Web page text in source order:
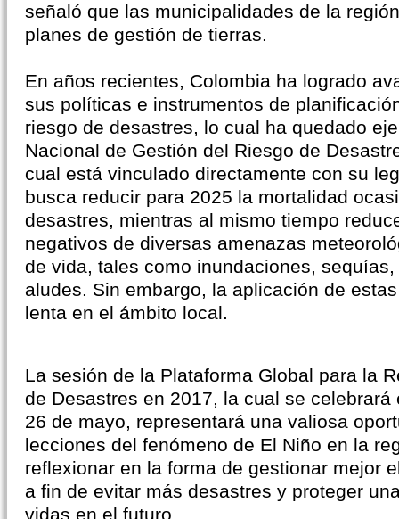
señaló que las municipalidades de la
planes de gestión de tierras.
En años recientes, Colombia ha logrado
sus políticas e instrumentos de
riesgo de desastres, lo cual ha quedado
Nacional de Gestión del Riesgo de
cual está vinculado directamente con su
busca reducir para 2025 la mortalidad
desastres, mientras al mismo tiempo
negativos de diversas amenazas
de vida, tales como inundaciones,
aludes. Sin embargo, la aplicación de
lenta en el ámbito local.
La sesión de la Plataforma Global para la
de Desastres en 2017, la cual se celebrará
26 de mayo, representará una valiosa
lecciones del fenómeno de El Niño en la
reflexionar en la forma de gestionar mejor
a fin de evitar más desastres y proteger
vidas en el futuro.